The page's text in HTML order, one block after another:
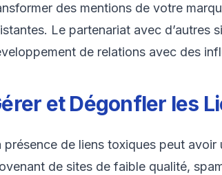
des mentions de votre
Le partenariat avec d’autres
de relations avec des
et Dégonfler les
présence de liens toxiques peut
de sites de faible qualité,